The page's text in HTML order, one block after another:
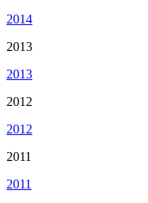
2014
2013
2013
2012
2012
2011
2011